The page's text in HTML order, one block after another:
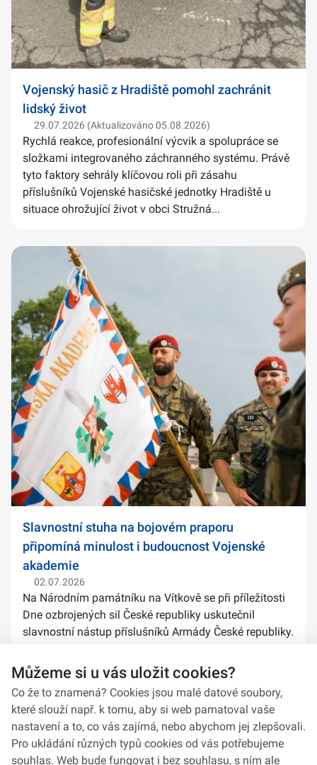
Vojenský hasič z Hradiště pomohl zachránit
lidský život
29.07.2026 (Aktualizováno 05.08.2026)
Rychlá reakce, profesionální výcvik a spolupráce se
složkami integrovaného záchranného systému. Právě
tyto faktory sehrály klíčovou roli při zásahu
příslušníků Vojenské hasičské jednotky Hradiště u
situace ohrožující život v obci Stružná...
Slavnostní stuha na bojovém praporu
připomíná minulost i budoucnost Vojenské
akademie
02.07.2026
Na Národním památníku na Vítkově se při příležitosti
Dne ozbrojených sil České republiky uskutečnil
slavnostní nástup příslušníků Armády České republiky.
stuh na bojové prapory vybranýc...
Můžeme si u vás uložit cookies?
Co že to znamená? Cookies jsou malé datové soubory,
které slouží např. k tomu, aby si web pamatoval vaše
nastavení a to, co vás zajímá, nebo abychom jej zlepšovali.
Pro ukládání různých typů cookies od vás potřebujeme
souhlas. Web bude fungovat i bez souhlasu, s ním ale